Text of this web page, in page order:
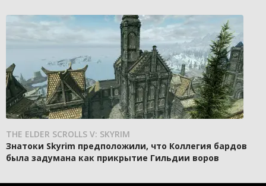
THE ELDER SCROLLS V: SKYRIM
Знатоки Skyrim предположили, что Коллегия бардов
была задумана как прикрытие Гильдии воров